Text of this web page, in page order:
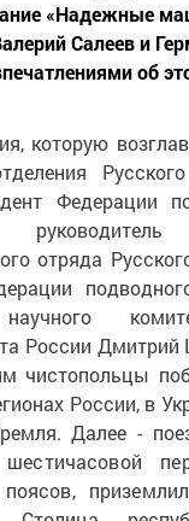
«Надежные
Салеев и
об
которую
Федерации
отряда
научного
России
чистопольцы
России, в
Далее -